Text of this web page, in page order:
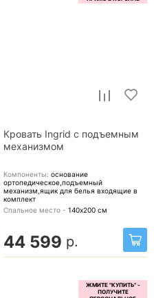
Кровать Ingrid с подъемным
механизмом
Компоненты: основание
ортопедическое,подъемный
механизм,ящик для белья входящие в
комплект
Спальное место - 140х200 см
44 599 р.